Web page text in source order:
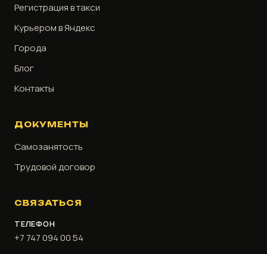
Регистрация в такси
Курьером в Яндекс
Города
Блог
Контакты
ДОКУМЕНТЫ
Самозанятость
Трудовой договор
СВЯЗАТЬСЯ
ТЕЛЕФОН
+7 747 094 00 54